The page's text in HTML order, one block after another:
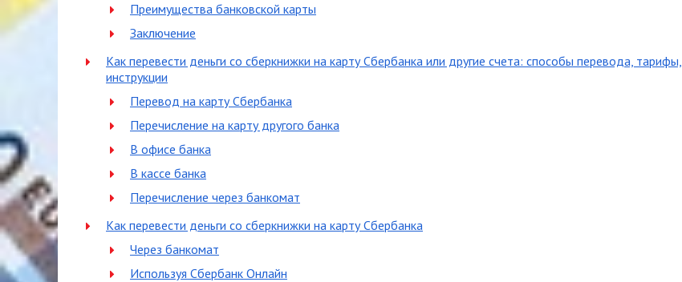
Преимущества банковской карты
Заключение
Как перевести деньги со сберкнижки на карту Сбербанка или другие счета: способы перевода, тарифы,
инструкции
Перевод на карту Сбербанка
Перечисление на карту другого банка
В офисе банка
В кассе банка
Перечисление через банкомат
Как перевести деньги со сберкнижки на карту Сбербанка
Через банкомат
Используя Сбербанк Онлайн